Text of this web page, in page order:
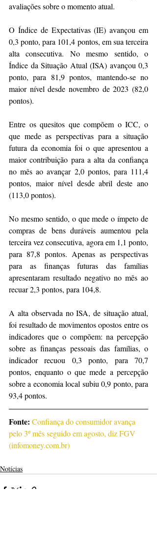
avaliações sobre o momento atual.
O Índice de Expectativas (IE) avançou em
0,3 ponto, para 101,4 pontos, em sua terceira
alta consecutiva. No mesmo sentido, o
Índice da Situação Atual (ISA) avançou 0,3
ponto, para 81,9 pontos, mantendo-se no
maior nível desde novembro de 2023 (82,0
pontos).
Entre os quesitos que compõem o ICC, o
que mede as perspectivas para a situação
futura da economia foi o que apresentou a
maior contribuição para a alta da confiança
no mês ao avançar 2,0 pontos, para 111,4
pontos, maior nível desde abril deste ano
(113,0 pontos).
No mesmo sentido, o que mede o ímpeto de
compras de bens duráveis aumentou pela
terceira vez consecutiva, agora em 1,1 ponto,
para 87,8 pontos. Apenas as perspectivas
para as finanças futuras das famílias
apresentaram resultado negativo no mês ao
recuar 2,3 pontos, para 104,8.
A alta observada no ISA, de situação atual,
foi resultado de movimentos opostos entre os
indicadores que o compõem: na percepção
sobre as finanças pessoais das famílias, o
indicador recuou 0,3 ponto, para 70,7
pontos, enquanto o que mede a percepção
sobre a economia local subiu 0,9 ponto, para
93,4 pontos.
Fonte: Confiança do consumidor avança
pelo 3º mês seguido em agosto, diz FGV
(infomoney.com.br)
Notícias